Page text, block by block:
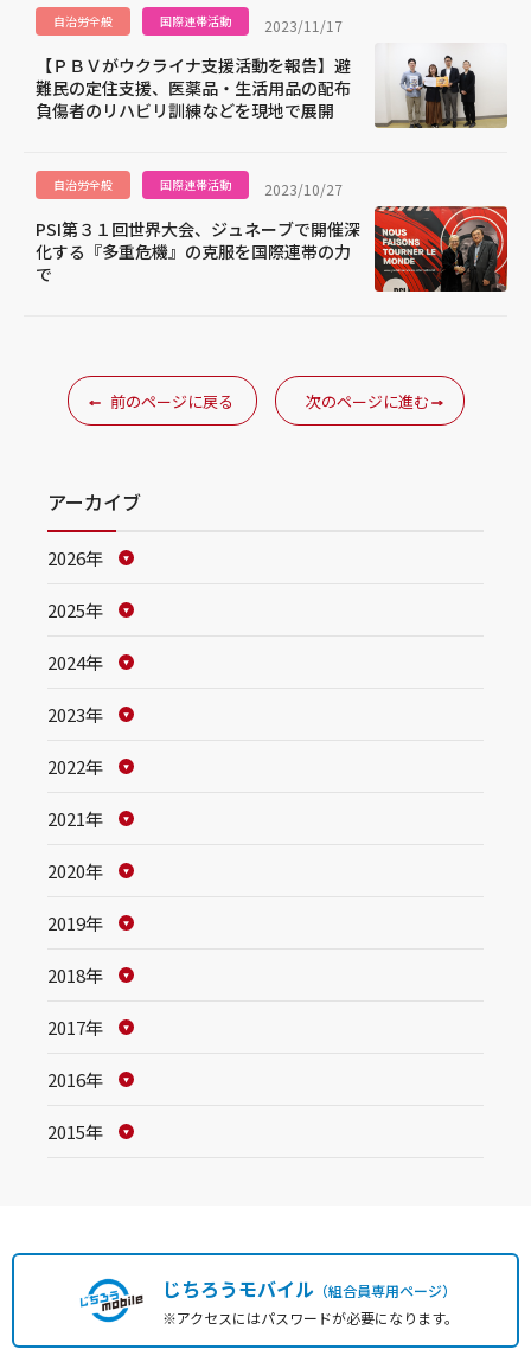
自治労全般 国際連帯活動 2023/11/17
【ＰＢＶがウクライナ支援活動を報告】避
難民の定住支援、医薬品・生活用品の配布
負傷者のリハビリ訓練などを現地で展開
自治労全般 国際連帯活動 2023/10/27
PSI第３１回世界大会、ジュネーブで開催深
化する『多重危機』の克服を国際連帯の力
で
前のページに戻る 次のページに進む
アーカイブ
2026年
2025年
2024年
2023年
2022年
2021年
2020年
2019年
2018年
2017年
2016年
2015年
じちろうモバイル（組合員専用ページ）
※アクセスにはパスワードが必要になります。